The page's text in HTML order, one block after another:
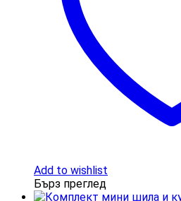
Add to wishlist
Бърз преглед